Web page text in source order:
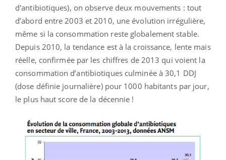
d'antibiotiques), on observe deux mouvements : tout
d’abord entre 2003 et 2010, une évolution irrégulière,
même si la consommation reste globalement stable.
Depuis 2010, la tendance est à la croissance, lente mais
réelle, confirmée par les chiffres de 2013 qui voient la
consommation d’antibiotiques culminée à 30,1 DDJ
(dose définie journalière) pour 1000 habitants par jour,
le plus haut score de la décennie !